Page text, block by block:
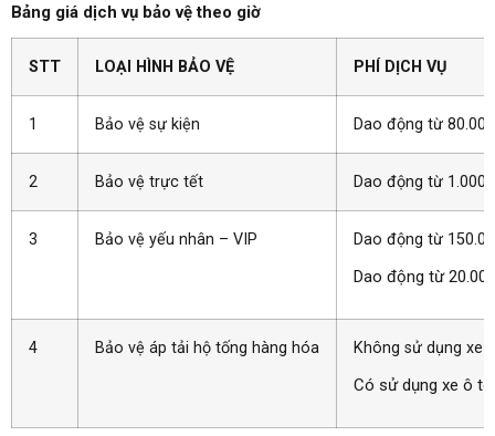
Bảng giá dịch vụ bảo vệ theo giờ
STT LOẠI HÌNH BẢO VỆ PHÍ DỊCH VỤ
1 Bảo vệ sự kiện Dao động từ
2 Bảo vệ trực tết Dao động từ
3 Bảo vệ yếu nhân – VIP Dao động từ
Dao động từ
4 Bảo vệ áp tải hộ tống hàng hóa Không sử dụng xe
Có sử dụng xe ô